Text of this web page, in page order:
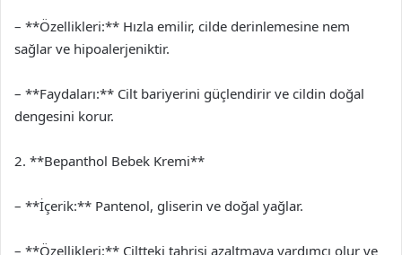
– **Özellikleri:** Hızla emilir, cilde derinlemesine nem
sağlar ve hipoalerjeniktir.
– **Faydaları:** Cilt bariyerini güçlendirir ve cildin doğal
dengesini korur.
2. **Bepanthol Bebek Kremi**
– **İçerik:** Pantenol, gliserin ve doğal yağlar.
– **Özellikleri:** Ciltteki tahrişi azaltmaya yardımcı olur ve